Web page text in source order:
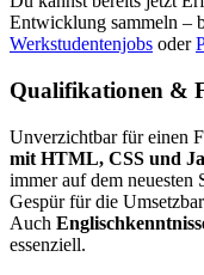
Entwicklung sammeln –
Werkstudentenjobs oder
Qualifikationen &
Unverzichtbar für einen
mit HTML, CSS und
immer auf dem neuesten
Gespür für die
Auch
essenziell.